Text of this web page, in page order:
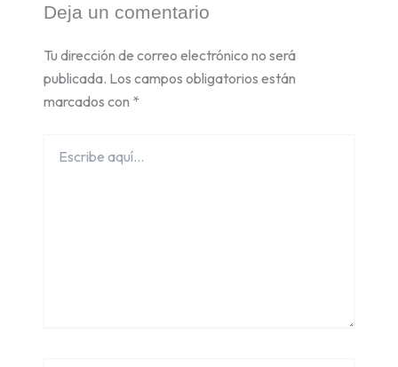
Deja un comentario
Tu dirección de correo electrónico no será
publicada. Los campos obligatorios están
marcados con *
aquí...